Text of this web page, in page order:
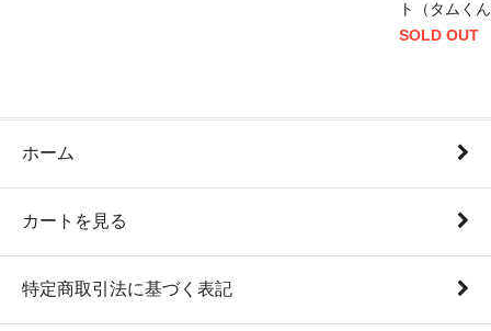
ト（タムく
SOLD OUT
ホーム
カートを見る
特定商取引法に基づく表記